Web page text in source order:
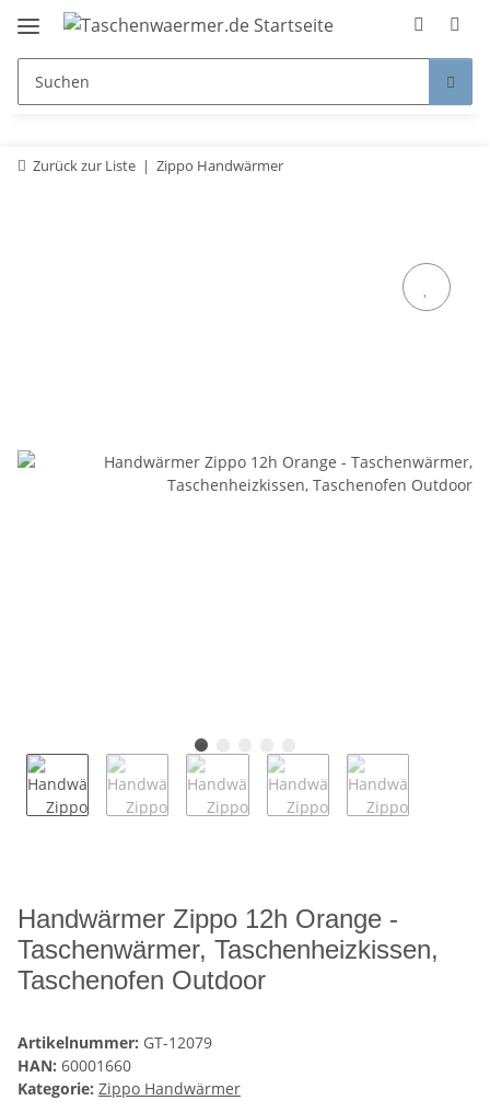
Zurück zur Liste Zippo Handwärmer
Handwärmer Zippo 12h Orange -
Taschenwärmer, Taschenheizkissen,
Taschenofen Outdoor
Artikelnummer: GT-12079
HAN: 60001660
Kategorie: Zippo Handwärmer